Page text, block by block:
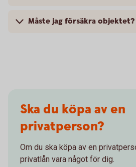
Måste jag försäkra objektet?
Ska du köpa av en
privatperson?
Om du ska köpa av en
privatlån vara något för dig.